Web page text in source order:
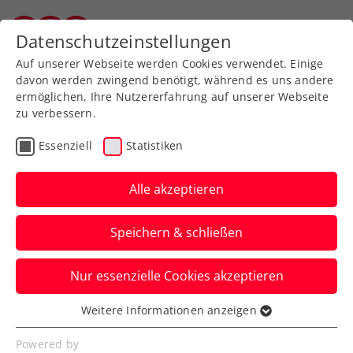
Zurück zur Newsübersicht
Turniere
Erste Bank Open:
Erler/Miedler nach Krimi
vor 2. Wien-Triumph
Österreichs Spitzendoppel steht nach
zwei abgewehrten Matchbällen im Finale
des ATP-500-Turniers.
Verfasst von: Manuel Wachta, 26.10.2024
Datenschutzeinstellungen
Auf unserer Webseite werden Cookies verwendet. Einige
davon werden zwingend benötigt, während es uns andere
ermöglichen, Ihre Nutzererfahrung auf unserer Webseite
zu verbessern.
Essenziell Statistiken
Alle akzeptieren
Speichern & schließen
Nur essenzielle Cookies akzeptieren
Essenziell
Essenzielle Cookies werden für grundlegende
Weitere Informationen anzeigen
Powered by